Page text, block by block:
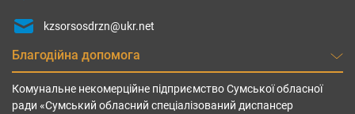
kzsorsosdrzn@ukr.net
Благодійна допомога
Комунальне некомерційне підприємство Сумської обласної
ради «Сумський обласний спеціалізований диспансер